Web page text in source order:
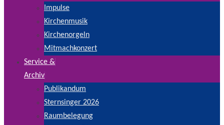
Impulse
Kirchenmusik
Kirchenorgeln
Mitmachkonzert
Service &
Archiv
Publikandum
Sternsinger 2026
Raumbelegung